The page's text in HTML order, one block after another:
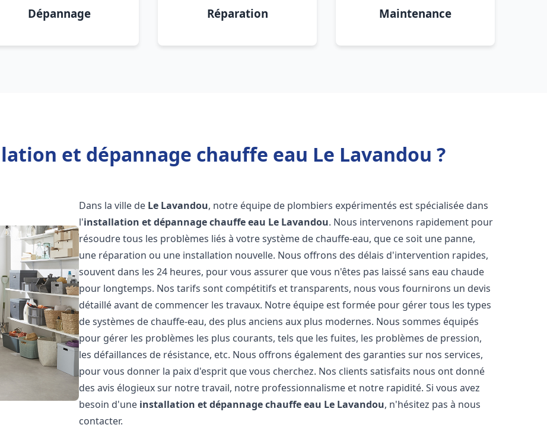
Dépannage Réparation Maintenance
et dépannage chauffe eau Le Lavandou ?
Dans la ville de Le Lavandou, notre équipe de plombiers expérimentés est spécialisée dans
l'installation et dépannage chauffe eau Le Lavandou. Nous intervenons rapidement pour
résoudre tous les problèmes liés à votre système de chauffe-eau, que ce soit une panne,
une réparation ou une installation nouvelle. Nous offrons des délais d'intervention rapides,
souvent dans les 24 heures, pour vous assurer que vous n'êtes pas laissé sans eau chaude
pour longtemps. Nos tarifs sont compétitifs et transparents, nous vous fournirons un devis
détaillé avant de commencer les travaux. Notre équipe est formée pour gérer tous les types
de systèmes de chauffe-eau, des plus anciens aux plus modernes. Nous sommes équipés
pour gérer les problèmes les plus courants, tels que les fuites, les problèmes de pression,
les défaillances de résistance, etc. Nous offrons également des garanties sur nos services,
pour vous donner la paix d'esprit que vous cherchez. Nos clients satisfaits nous ont donné
des avis élogieux sur notre travail, notre professionnalisme et notre rapidité. Si vous avez
besoin d'une installation et dépannage chauffe eau Le Lavandou, n'hésitez pas à nous
contacter.